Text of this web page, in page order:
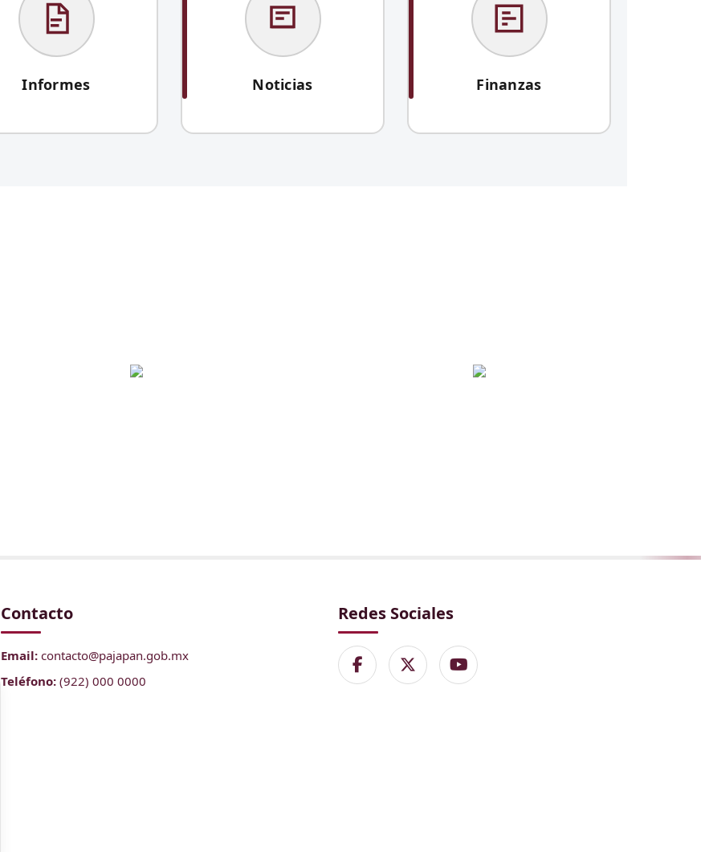
Informes Noticias Finanzas
Contacto
Email: contacto@pajapan.gob.mx
Teléfono: (922) 000 0000
Redes Sociales